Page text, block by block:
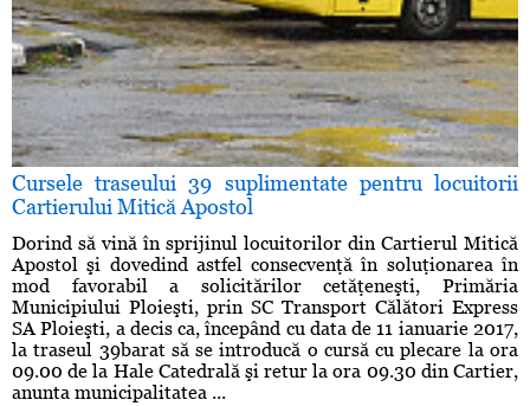
Cursele traseului 39 suplimentate pentru locuitorii
Cartierului Mitică Apostol
Dorind să vină în sprijinul locuitorilor din Cartierul Mitică
Apostol şi dovedind astfel consecvenţă în soluţionarea în
mod favorabil a solicitărilor cetăţeneşti, Primăria
Municipiului Ploieşti, prin SC Transport Călători Express
SA Ploieşti, a decis ca, începând cu data de 11 ianuarie 2017,
la traseul 39barat să se introducă o cursă cu plecare la ora
09.00 de la Hale Catedrală şi retur la ora 09.30 din Cartier,
anunta municipalitatea ...